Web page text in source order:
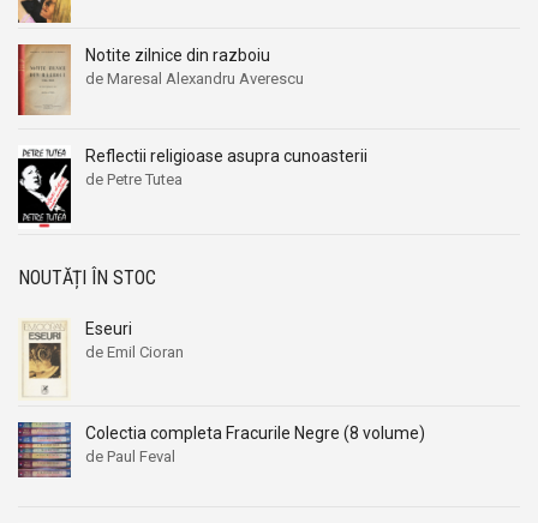
Notite zilnice din razboiu
de Maresal Alexandru Averescu
Reflectii religioase asupra cunoasterii
de Petre Tutea
NOUTĂȚI ÎN STOC
Eseuri
de Emil Cioran
Colectia completa Fracurile Negre (8 volume)
de Paul Feval